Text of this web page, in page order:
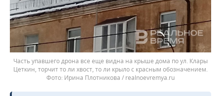
Часть упавшего дрона все еще видна на крыше дома по ул. Клары
Цеткин, торчит то ли хвост, то ли крыло с красным обозначением.
Ирина Плотникова / realnoevremya.ru